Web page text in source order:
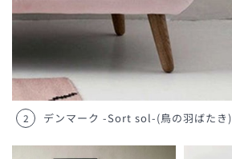
2 デンマーク -Sort sol-(鳥の羽ばたき)